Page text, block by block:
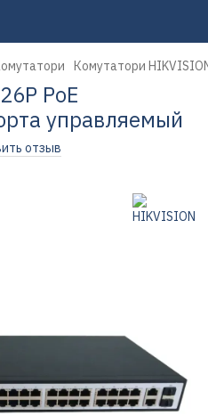
Комутатори
PoE
управляемый
отзыв